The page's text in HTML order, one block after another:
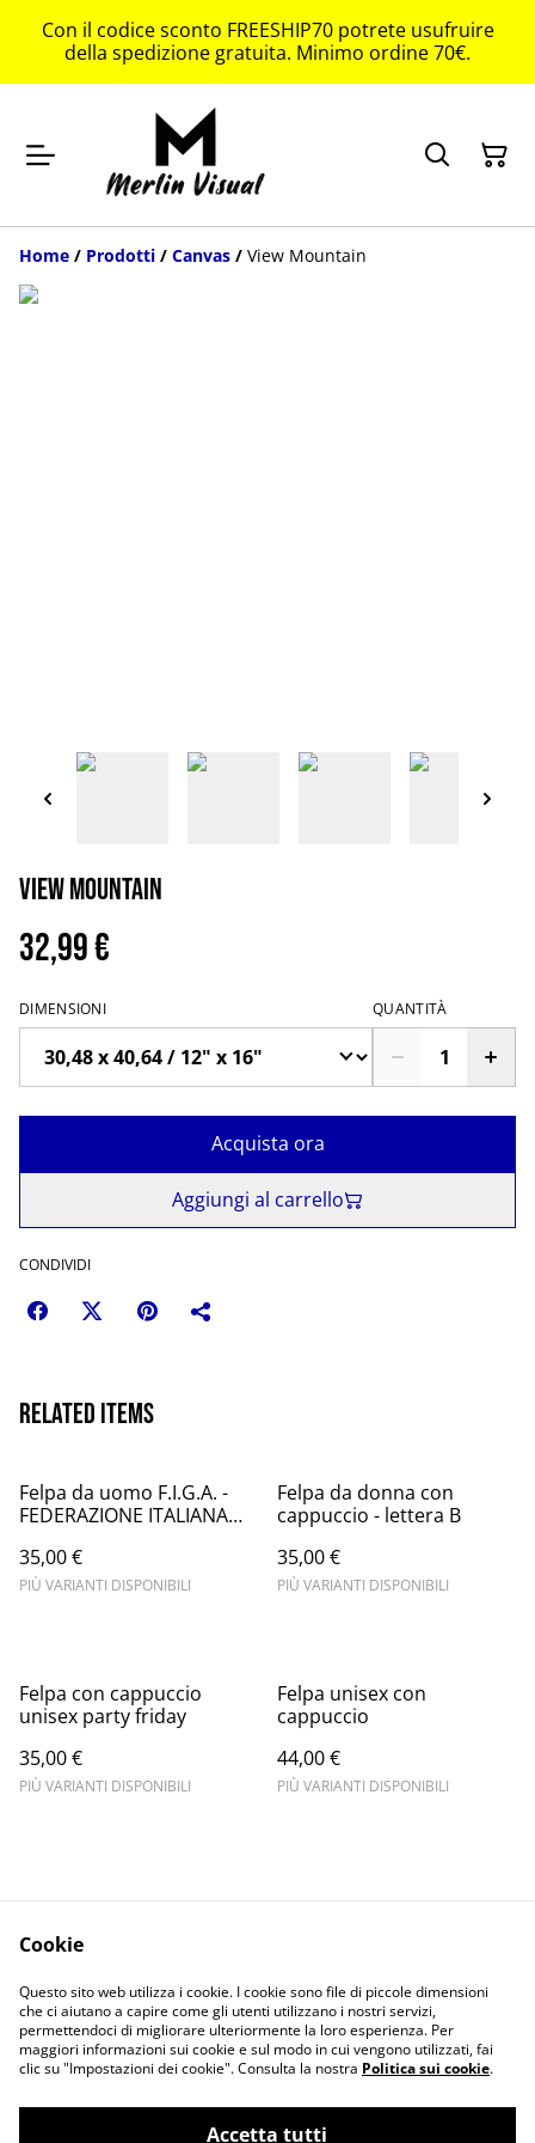
Con il codice sconto FREESHIP70 potrete usufruire
della spedizione gratuita. Minimo ordine 70€.
Home / Prodotti / Canvas / View Mountain
View Mountain
32,99 €
DIMENSIONI QUANTITÀ
Acquista ora
Aggiungi al carrello
CONDIVIDI
Related items
Felpa da uomo F.I.G.A. -
FEDERAZIONE ITALIANA
35,00 €
PIÙ VARIANTI DISPONIBILI
Felpa da donna con
cappuccio - lettera B
35,00 €
PIÙ VARIANTI DISPONIBILI
Felpa con cappuccio
unisex party friday
35,00 €
PIÙ VARIANTI DISPONIBILI
Felpa unisex con
cappuccio
44,00 €
PIÙ VARIANTI DISPONIBILI
Informativa sulla
privacy
Terms and
conditions
Cookie
Questo sito web utilizza i cookie. I cookie sono file di piccole dimensioni
che ci aiutano a capire come gli utenti utilizzano i nostri servizi,
permettendoci di migliorare ulteriormente la loro esperienza. Per
maggiori informazioni sui cookie e sul modo in cui vengono utilizzati, fai
clic su "Impostazioni dei cookie". Consulta la nostra Politica sui cookie.
Accetta tutti